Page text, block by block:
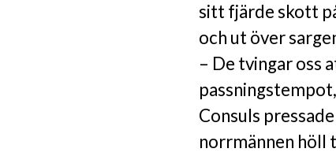
sitt fjärde skott
och ut över
– De tvingar oss
Consuls
norrmännen höll